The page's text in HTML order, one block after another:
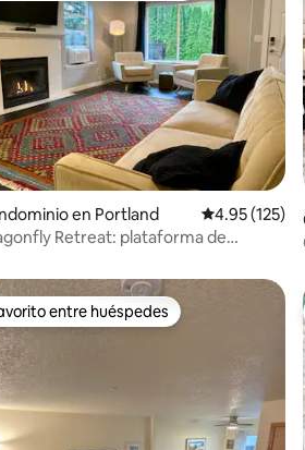
4.85 de 5; 369 evaluaciones
en Portland Calificación
4.95 (125)
Retreat: plataforma de
entre huéspedes
entre huéspedes